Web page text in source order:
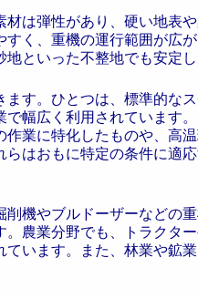
は弾性があり、硬い地表
く、重機の運行範囲が広
といった不整地でも安定し
す。ひとつは、標準的な
幅広く利用されています
業に特化したものや、高
はおもに特定の条件に適
機やブルドーザーなどの
農業分野でも、トラクタ
います。また、林業や鉱